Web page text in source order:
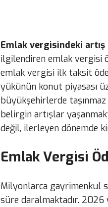
Emlak vergisindeki
ilgilendiren emlak vergisi
emlak vergisi ilk taksit
yükünün konut piyasası
büyükşehirlerde
belirgin artışlar
değil, ilerleyen dönemde
Emlak Vergisi
Milyonlarca gayrimenkul
süre daralmaktadır. 2026